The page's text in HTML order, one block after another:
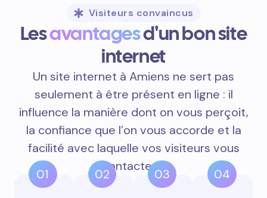
Visiteurs convaincus
Lesavantagesd'un bon site
internet
Un site internet à Amiens ne sert pas
seulement à être présent en ligne : il
influence la manière dont on vous perçoit,
la confiance que l’on vous accorde et la
facilité avec laquelle vos visiteurs vous
contactent.
01 02 03 04